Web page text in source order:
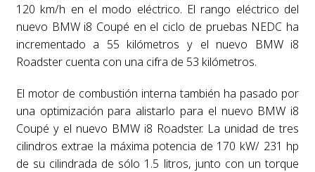
120 km/h en el modo eléctrico. El rango eléctrico del
nuevo BMW i8 Coupé en el ciclo de pruebas NEDC ha
incrementado a 55 kilómetros y el nuevo BMW i8
Roadster cuenta con una cifra de 53 kilómetros.
El motor de combustión interna también ha pasado por
una optimización para alistarlo para el nuevo BMW i8
Coupé y el nuevo BMW i8 Roadster. La unidad de tres
cilindros extrae la máxima potencia de 170 kW/ 231 hp
de su cilindrada de sólo 1.5 litros, junto con un torque